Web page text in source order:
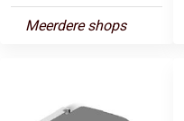
Meerdere shops